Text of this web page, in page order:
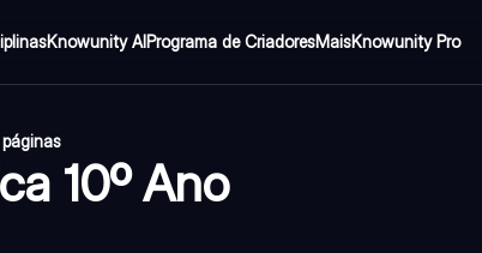
Knowunity AIPrograma de CriadoresMaisKnowunity Pro
10º Ano